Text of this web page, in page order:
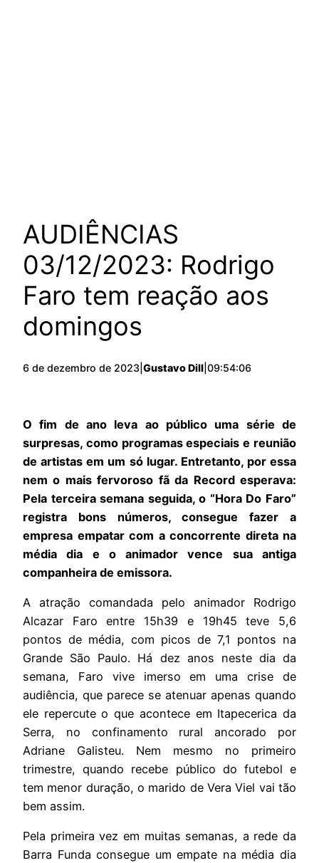
AUDIÊNCIAS
03/12/2023: Rodrigo
Faro tem reação aos
domingos
6 de dezembro de 2023 Gustavo Dill 09:54:06
O fim de ano leva ao público uma série de
surpresas, como programas especiais e reunião
de artistas em um só lugar. Entretanto, por essa
nem o mais fervoroso fã da Record esperava:
Pela terceira semana seguida, o “Hora Do Faro”
registra bons números, consegue fazer a
empresa empatar com a concorrente direta na
média dia e o animador vence sua antiga
companheira de emissora.
A atração comandada pelo animador Rodrigo
Alcazar Faro entre 15h39 e 19h45 teve 5,6
pontos de média, com picos de 7,1 pontos na
Grande São Paulo. Há dez anos neste dia da
semana, Faro vive imerso em uma crise de
audiência, que parece se atenuar apenas quando
ele repercute o que acontece em Itapecerica da
Serra, no confinamento rural ancorado por
Adriane Galisteu. Nem mesmo no primeiro
trimestre, quando recebe público do futebol e
tem menor duração, o marido de Vera Viel vai tão
bem assim.
Pela primeira vez em muitas semanas, a rede da
Barra Funda consegue um empate na média dia